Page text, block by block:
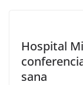
Hospital
sana